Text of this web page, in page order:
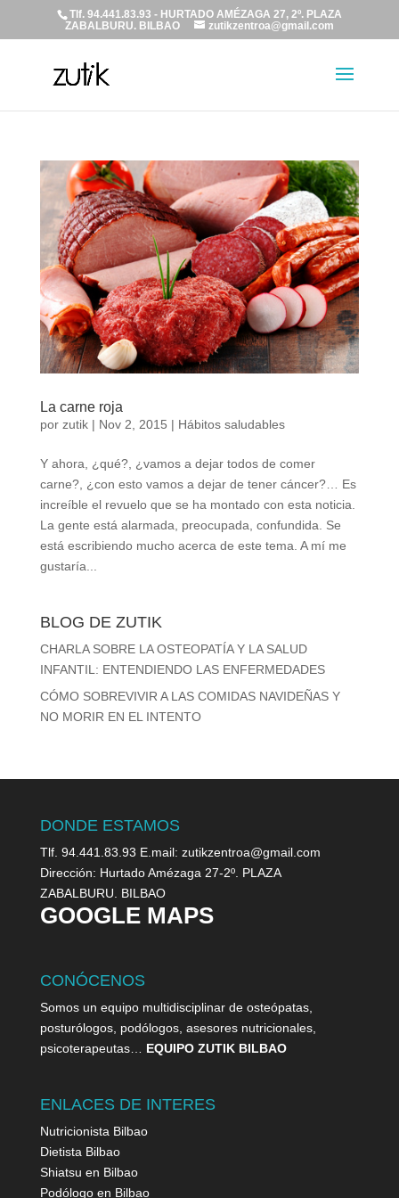
Tlf. 94.441.83.93 - HURTADO AMÉZAGA 27, 2º. PLAZA
ZABALBURU. BILBAO
zutikzentroa@gmail.com
La carne roja
por zutik| Nov 2, 2015 | Hábitos saludables
Y ahora, ¿qué?, ¿vamos a dejar todos de comer
carne?, ¿con esto vamos a dejar de tener cáncer?… Es
increíble el revuelo que se ha montado con esta noticia.
La gente está alarmada, preocupada, confundida. Se
está escribiendo mucho acerca de este tema. A mí me
gustaría...
BLOG DE ZUTIK
CHARLA SOBRE LA OSTEOPATÍA Y LA SALUD
INFANTIL: ENTENDIENDO LAS ENFERMEDADES
CÓMO SOBREVIVIR A LAS COMIDAS NAVIDEÑAS Y
NO MORIR EN EL INTENTO
DONDE ESTAMOS
Tlf. 94.441.83.93 E.mail: zutikzentroa@gmail.com
Dirección: Hurtado Amézaga 27-2º. PLAZA
ZABALBURU. BILBAO
GOOGLE MAPS
CONÓCENOS
Somos un equipo multidisciplinar de osteópatas,
posturólogos, podólogos, asesores nutricionales,
psicoterapeutas… EQUIPO ZUTIK BILBAO
ENLACES DE INTERES
Nutricionista Bilbao
Dietista Bilbao
Shiatsu en Bilbao
Podólogo en Bilbao